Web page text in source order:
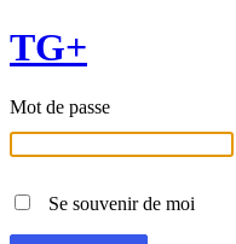
TG+
Mot de passe
Se souvenir de moi